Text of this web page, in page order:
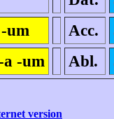
um Acc.
a -um Abl.
version